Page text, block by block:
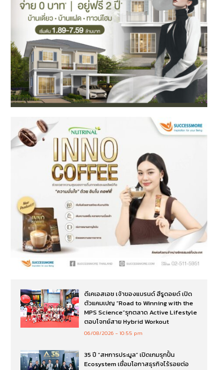
ดีเคเอสเอช เจ้าของแบรนด์ ฮีรูดอยด์ เปิด
ตัวแคมเปญ “Road to Winning with the
MPS Science”รุกตลาด Active Lifestyle
ตอบโจทย์สาย Hybrid Workout
06/08/2026 10:55 pm
35 ปี “สหการประมูล” เปิดเกมรุกปั้น
Ecosystem เชื่อมโอกาสธุรกิจไร้รอยต่อ